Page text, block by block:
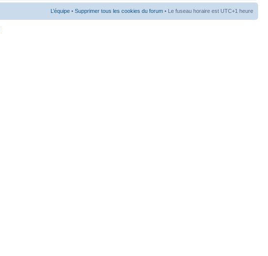
L’équipe • Supprimer tous les cookies du forum • Le fuseau horaire est UTC+1 heure